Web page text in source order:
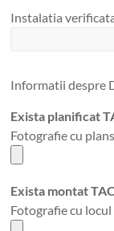
Instalatia
Informatii despre
Exista planificat
Fotografie cu
Exista montat
Fotografie cu